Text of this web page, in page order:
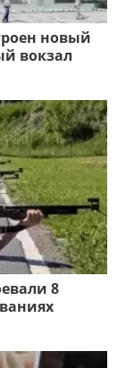
новый
вокзал
8